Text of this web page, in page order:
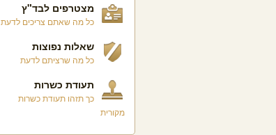
מצטרפים לבד"ץ
כל מה שאתם צריכים לדעת
שאלות נפוצות
כל מה שרציתם לדעת
תעודת כשרות
כך תזהו תעודת כשרות
מקורית